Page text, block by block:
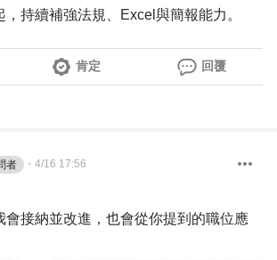
持續補強法規、Excel與簡報能力。
肯定 回覆
者 ・ 4/16 17:56
會接納並改進，也會從你提到的職位應